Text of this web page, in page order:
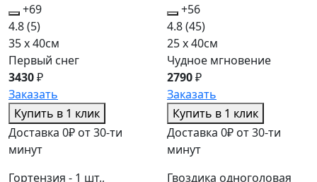
+69
4.8(5)
35 x 40см
Первый снег
3430₽
Заказать
Купить в 1 клик
Доставка 0₽ от 30-ти
минут
Гортензия - 1 шт.,
+56
4.8(45)
25 x 40см
Чудное мгновение
2790₽
Заказать
Купить в 1 клик
Доставка 0₽ от 30-ти
минут
Гвоздика одноголовая